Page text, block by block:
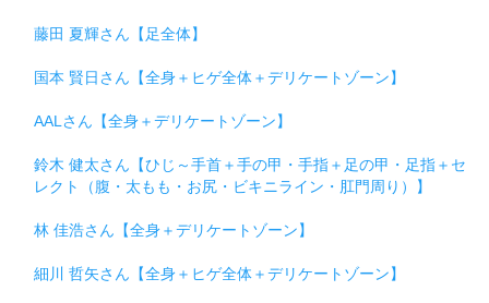
藤田 夏輝さん【足全体】
国本 賢日さん【全身＋ヒゲ全体＋デリケートゾーン】
AALさん【全身＋デリケートゾーン】
鈴木 健太さん【ひじ～手首＋手の甲・手指＋足の甲・足指＋セ
レクト（腹・太もも・お尻・ビキニライン・肛門周り）】
林 佳浩さん【全身＋デリケートゾーン】
細川 哲矢さん【全身＋ヒゲ全体＋デリケートゾーン】